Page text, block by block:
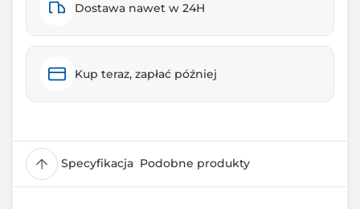
Dostawa nawet w 24H
Kup teraz, zapłać później
Specyfikacja Podobne produkty